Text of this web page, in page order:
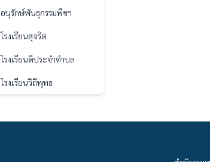
อนุรักษ์พันธุกรรมพืชฯ
โรงเรียนสุจริต
โรงเรียนดีประจำตำบล
โรงเรียนวิถีพุทธ